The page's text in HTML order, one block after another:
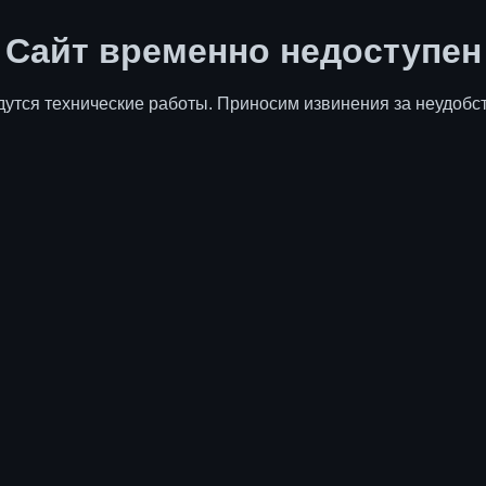
Сайт временно недоступен
технические работы. Приносим извинения за